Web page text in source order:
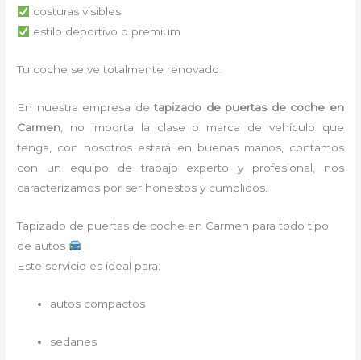
costuras visibles
estilo deportivo o premium
Tu coche se ve totalmente renovado.
En nuestra empresa detapizado de puertas de coche en
Carmen , no importa la clase o marca de vehículo que
tenga, con nosotros estará en buenas manos, contamos
con un equipo de trabajo experto y profesional, nos
caracterizamos por ser honestos y cumplidos.
Tapizado de puertas de coche en Carmen para todo tipo
de autos
Este servicio es ideal para:
autos compactos
sedanes